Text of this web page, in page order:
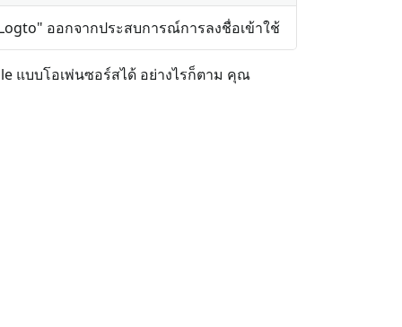
ออกจากประสบการณ์การลงชื่อเข้าใช้
แบบโอเพ่นซอร์สได้ อย่างไรก็ตาม คุณ